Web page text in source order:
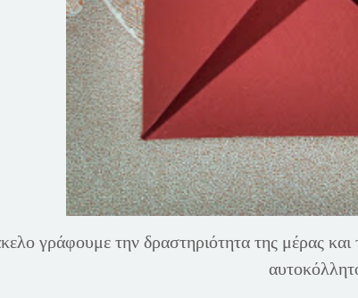
γράφουμε την δραστηριότητα της μέρας και